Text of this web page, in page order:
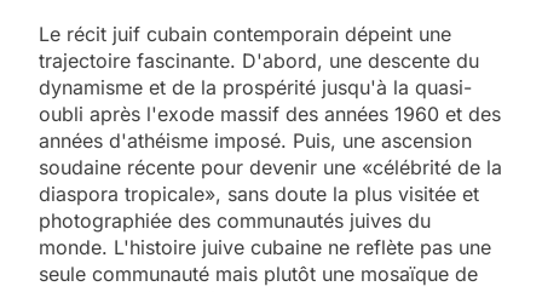
Le récit juif cubain contemporain dépeint une
trajectoire fascinante. D'abord, une descente du
dynamisme et de la prospérité jusqu'à la quasi-
oubli après l'exode massif des années 1960 et des
années d'athéisme imposé. Puis, une ascension
soudaine récente pour devenir une «célébrité de la
diaspora tropicale», sans doute la plus visitée et
photographiée des communautés juives du
monde. L'histoire juive cubaine ne reflète pas une
seule communauté mais plutôt une mosaïque de